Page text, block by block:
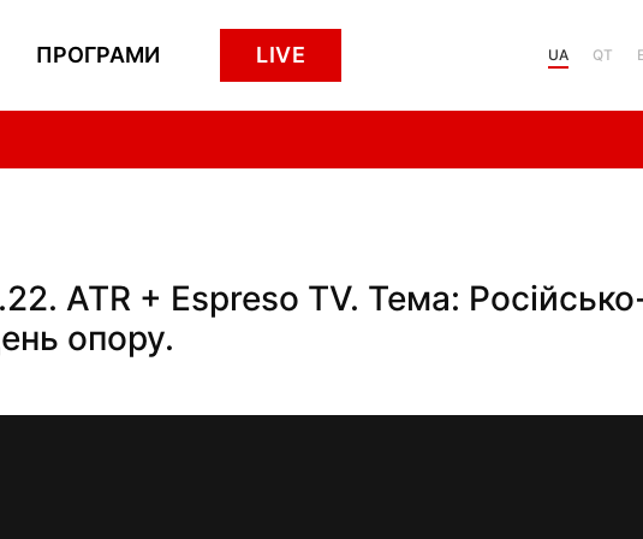
ПРОГРАМИ LIVE UA QT
ATR + Espreso TV. Тема:
опору.